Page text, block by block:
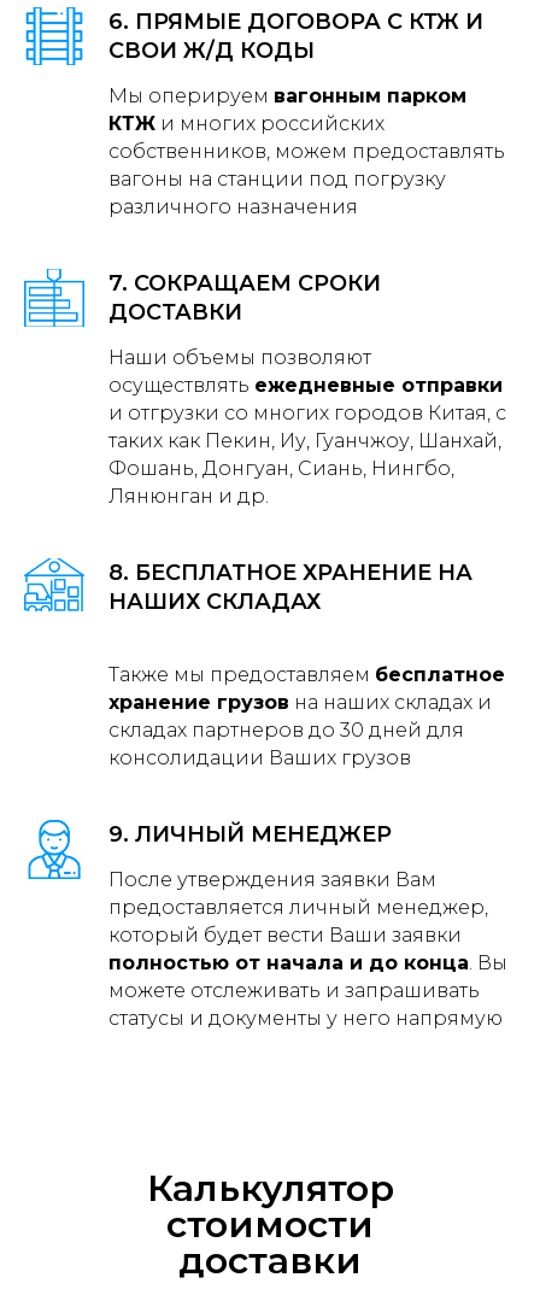
6. ПРЯМЫЕ ДОГОВОРА С КТЖ И
СВОИ Ж/Д КОДЫ
Мы оперируем вагонным парком
КТЖ и многих российских
собственников, можем предоставлять
вагоны на станции под погрузку
различного назначения
7. СОКРАЩАЕМ СРОКИ
ДОСТАВКИ
Наши объемы позволяют
осуществлять ежедневные отправки
и отгрузки со многих городов Китая, с
таких как Пекин, Иу, Гуанчжоу, Шанхай,
Фошань, Донгуан, Сиань, Нингбо,
Лянюнган и др.
8. БЕСПЛАТНОЕ ХРАНЕНИЕ НА
НАШИХ СКЛАДАХ
Также мы предоставляем бесплатное
хранение грузов на наших складах и
складах партнеров до 30 дней для
консолидации Ваших грузов
9. ЛИЧНЫЙ МЕНЕДЖЕР
После утверждения заявки Вам
предоставляется личный менеджер,
который будет вести Ваши заявки
полностью от начала и до конца. Вы
можете отслеживать и запрашивать
статусы и документы у него напрямую
Калькулятор
стоимости
доставки